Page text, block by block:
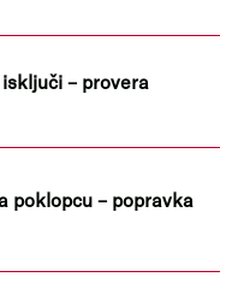
– provera
poklopcu – popravka